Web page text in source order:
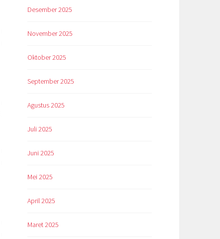
Desember 2025
November 2025
Oktober 2025
September 2025
Agustus 2025
Juli 2025
Juni 2025
Mei 2025
April 2025
Maret 2025